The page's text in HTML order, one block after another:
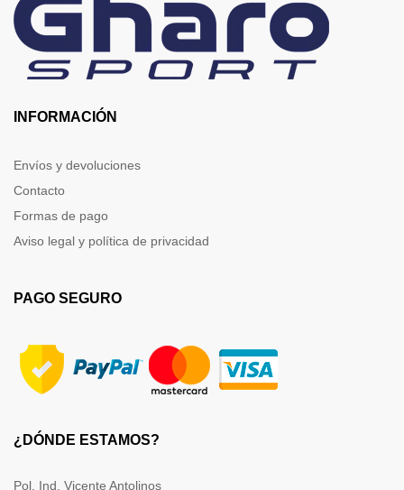
INFORMACIÓN
Envíos y devoluciones
Contacto
Formas de pago
Aviso legal y política de privacidad
PAGO SEGURO
¿DÓNDE ESTAMOS?
Pol. Ind. Vicente Antolinos